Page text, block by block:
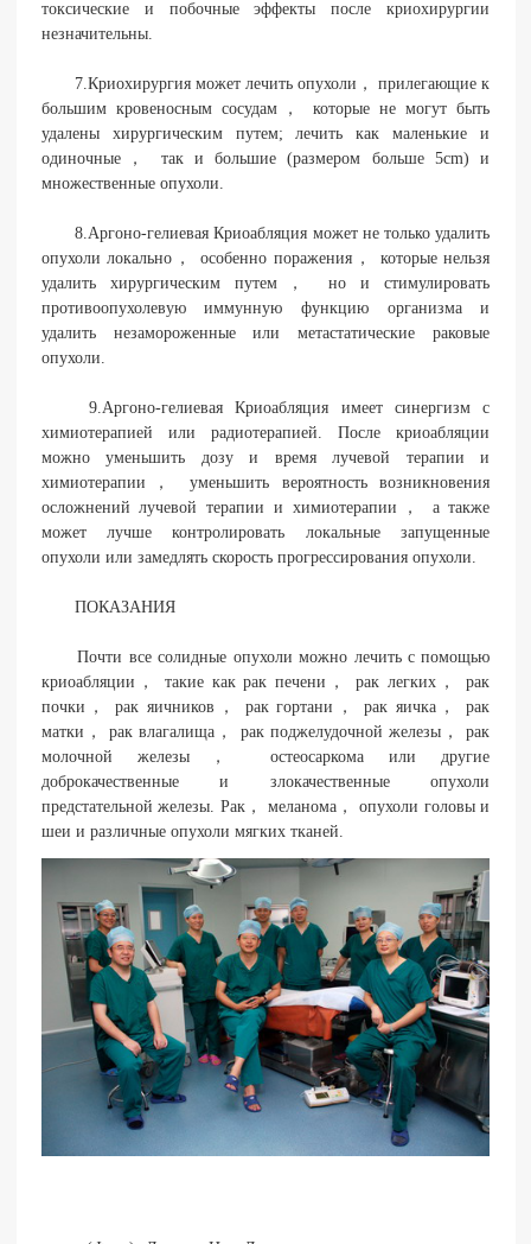
токсические и побочные эффекты после криохирургии
незначительны.
7.Криохирургия может лечить опухоли， прилегающие к
большим кровеносным сосудам， которые не могут быть
удалены хирургическим путем; лечить как маленькие и
одиночные， так и большие (размером больше 5cm) и
множественные опухоли.
8.Аргоно-гелиевая Криоабляция может не только удалить
опухоли локально， особенно поражения， которые нельзя
удалить хирургическим путем， но и стимулировать
противоопухолевую иммунную функцию организма и
удалить незамороженные или метастатические раковые
опухоли.
9.Аргоно-гелиевая Криоабляция имеет синергизм с
химиотерапией или радиотерапией. После криоабляции
можно уменьшить дозу и время лучевой терапии и
химиотерапии， уменьшить вероятность возникновения
осложнений лучевой терапии и химиотерапии， а также
может лучше контролировать локальные запущенные
опухоли или замедлять скорость прогрессирования опухоли.
ПОКАЗАНИЯ
Почти все солидные опухоли можно лечить с помощью
криоабляции， такие как рак печени， рак легких， рак
почки， рак яичников， рак гортани， рак яичка， рак
матки， рак влагалища， рак поджелудочной железы， рак
молочной железы， остеосаркома или другие
доброкачественные и злокачественные опухоли
предстательной железы. Рак， меланома， опухоли головы и
шеи и различные опухоли мягких тканей.